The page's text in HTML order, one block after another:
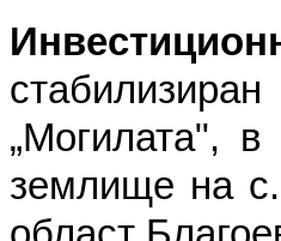
„Могилата",
землище на